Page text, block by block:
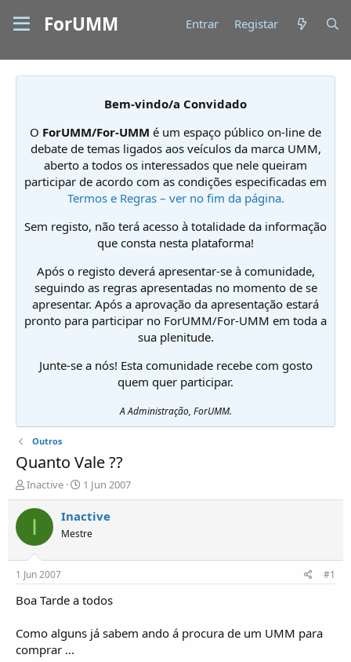
ForUMM Entrar Registar
Bem-vindo/a Convidado
O ForUMM/For-UMM é um espaço público on-line de
debate de temas ligados aos veículos da marca UMM,
aberto a todos os interessados que nele queiram
participar de acordo com as condições especificadas em
Termos e Regras – ver no fim da página.
Sem registo, não terá acesso à totalidade da informação
que consta nesta plataforma!
Após o registo deverá apresentar-se à comunidade,
seguindo as regras apresentadas no momento de se
apresentar. Após a aprovação da apresentação estará
pronto para participar no ForUMM/For-UMM em toda a
sua plenitude.
Junte-se a nós! Esta comunidade recebe com gosto
quem quer participar.
A Administração, ForUMM.
Outros
Quanto Vale ??
I
n
i
i
o
r
T
ó
Inactive
D
a
t
d
í
o
1 Jun 2007
I Inactive
Mestre
1 Jun 2007 #1
Boa Tarde a todos
Como alguns já sabem ando á procura de um UMM para
comprar ...